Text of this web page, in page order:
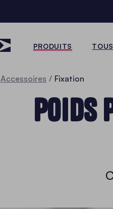
PRODUITS
Accessoires Fixation
POIDS